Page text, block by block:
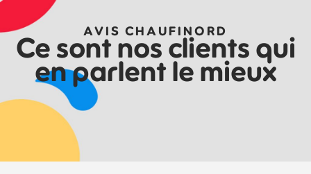
AVIS CHAUFINORD
Ce sont nos clients qui
en parlent le mieux